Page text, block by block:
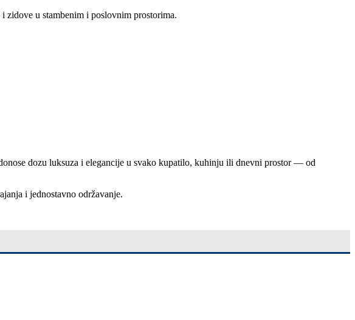
u stambenim i poslovnim prostorima.
dozu luksuza i elegancije u svako kupatilo, kuhinju ili dnevni prostor — od
i jednostavno održavanje.